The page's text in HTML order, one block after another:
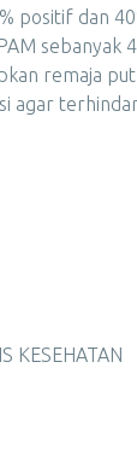
positif dan
sebanyak
remaja
agar
KESEHATAN